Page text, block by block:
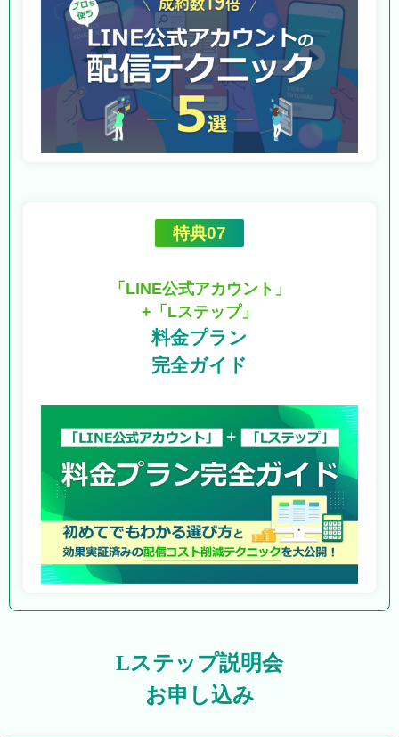
特典07
「LINE公式アカウント」
+「Lステップ」
料金プラン
完全ガイド
Lステップ説明会
お申し込み